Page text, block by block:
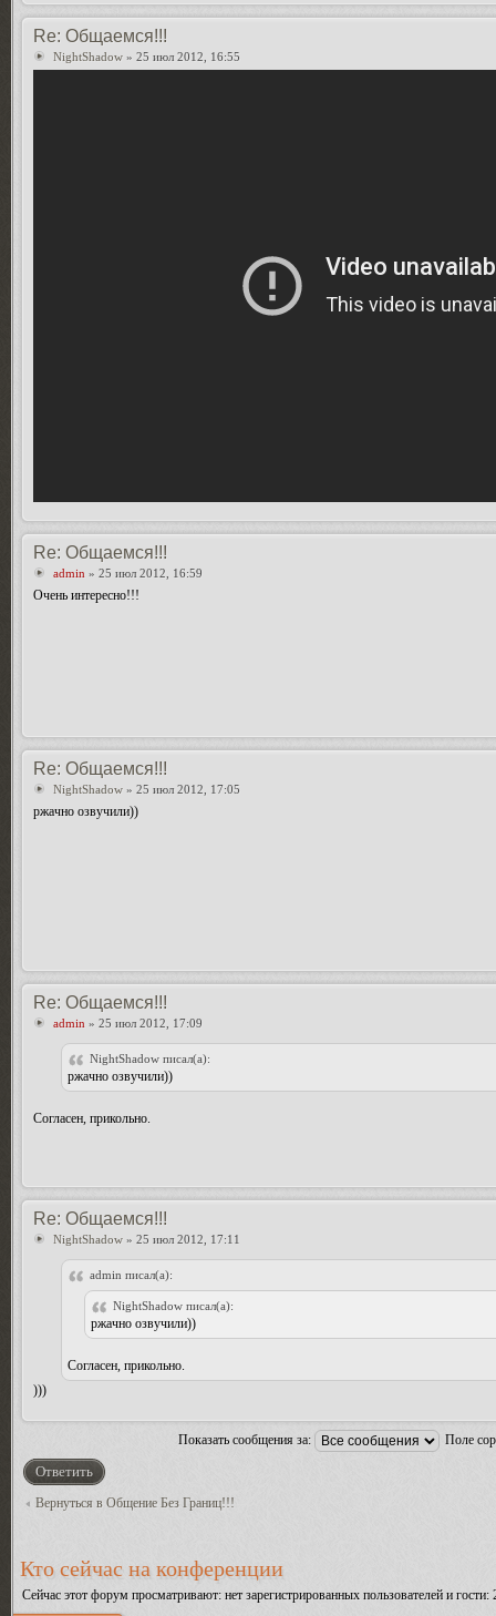
Re: Общаемся!!!
NightShadow » 25 июл 2012, 16:55
Re: Общаемся!!!
admin » 25 июл 2012, 16:59
Очень интересно!!!
Re: Общаемся!!!
NightShadow » 25 июл 2012, 17:05
ржачно озвучили))
Re: Общаемся!!!
admin » 25 июл 2012, 17:09
NightShadow писал(а):
ржачно озвучили))
Согласен, прикольно.
Re: Общаемся!!!
NightShadow » 25 июл 2012, 17:11
admin писал(а):
NightShadow писал(а):
ржачно озвучили))
Согласен, прикольно.
)))
Показать сообщения за: Поле
Ответить
Вернуться в Общение Без Границ!!!
Кто сейчас на конференции
Сейчас этот форум просматривают: нет зарегистрированных пользователей и гости: